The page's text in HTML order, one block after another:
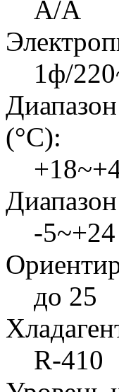
A/A
1ф/
(°C):
-5~+24
до 25
R-410